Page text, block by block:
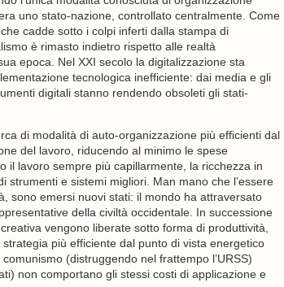
uno stato-nazione, controllato centralmente. Come
cadde sotto i colpi inferti dalla stampa di
è rimasto indietro rispetto alle realtà
epoca. Nel XXI secolo la digitalizzazione sta
tecnologica inefficiente: dai media e gli
digitali stanno rendendo obsoleti gli stati-
di modalità di auto-organizzazione più efficienti dal
del lavoro, riducendo al minimo le spese
il lavoro sempre più capillarmente, la ricchezza in
strumenti e sistemi migliori. Man mano che l’essere
sono emersi nuovi stati: il mondo ha attraversato
della civiltà occidentale. In successione
vengono liberate sotto forma di produttività,
più efficiente dal punto di vista energetico
(distruggendo nel frattempo l’URSS)
non comportano gli stessi costi di applicazione e